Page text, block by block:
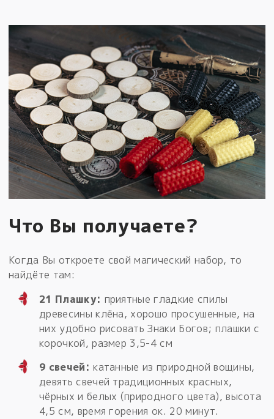
Что Вы получаете?
Когда Вы откроете свой магический набор, то
найдёте там:
21 Плашку: приятные гладкие спилы
древесины клёна, хорошо просушенные, на
них удобно рисовать Знаки Богов; плашки с
корочкой, размер 3,5-4 см
9 свечей: катанные из природной вощины,
девять свечей традиционных красных,
чёрных и белых (природного цвета), высота
4,5 см, время горения ок. 20 минут.